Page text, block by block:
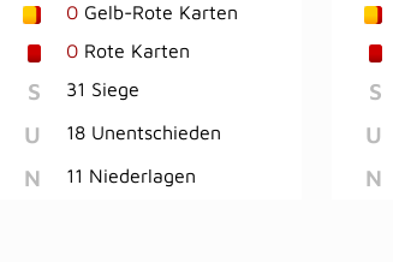
0Gelb-Rote Karten
0Rote Karten
S 31 Siege
U 18 Unentschieden
N 11 Niederlagen
S
U
N